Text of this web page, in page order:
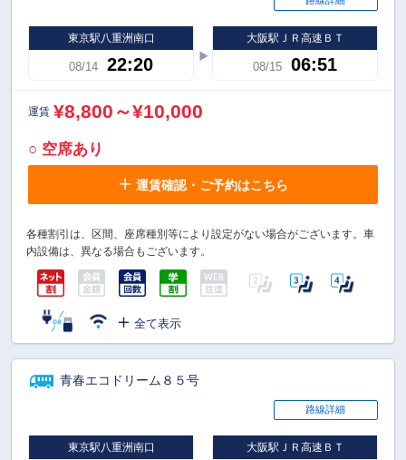
東京駅八重洲南口
08/14 22:20
大阪駅ＪＲ高速ＢＴ
08/15 06:51
運賃 ¥8,800～¥10,000
○ 空席あり
運賃確認・ご予約はこちら
各種割引は、区間、座席種別等により設定がない場合がございます。車
内設備は、異なる場合もございます。
全て表示
青春エコドリーム８５号
路線詳細
東京駅八重洲南口 大阪駅ＪＲ高速ＢＴ